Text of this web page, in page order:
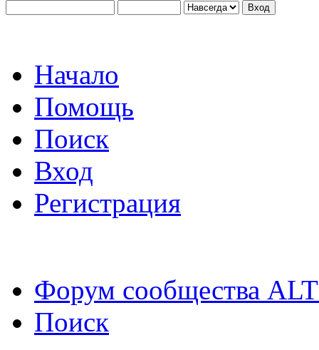
Начало
Помощь
Поиск
Вход
Регистрация
Форум сообщества
Поиск